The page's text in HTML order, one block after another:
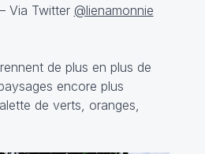
– Via Twitter @lienamonnie
de plus en plus de
encore plus
de verts, oranges,